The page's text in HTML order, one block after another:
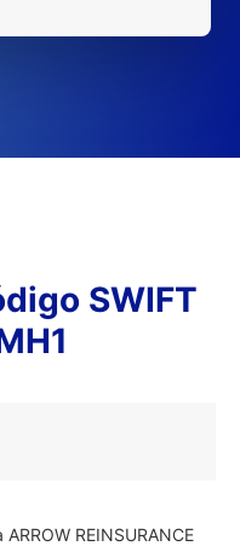
SWIFT
REINSURANCE